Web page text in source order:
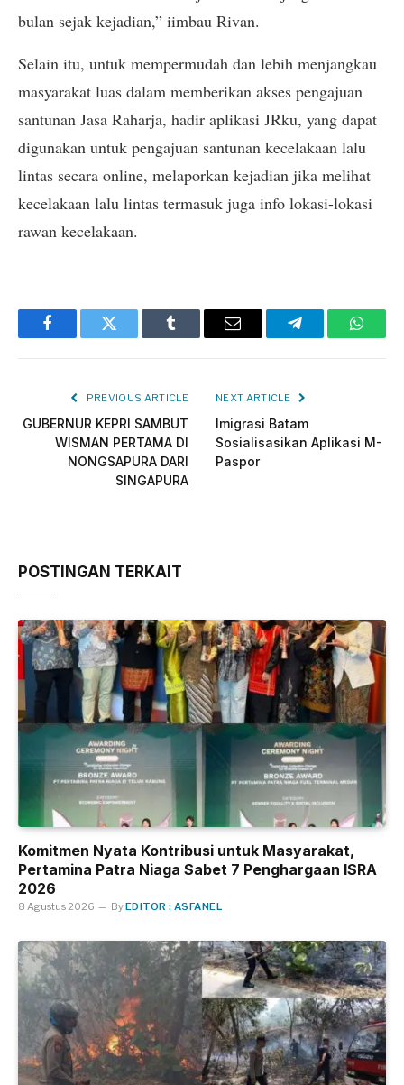
bulan sejak kejadian,” iimbau Rivan.
Selain itu, untuk mempermudah dan lebih menjangkau
masyarakat luas dalam memberikan akses pengajuan
santunan Jasa Raharja, hadir aplikasi JRku, yang dapat
digunakan untuk pengajuan santunan kecelakaan lalu
lintas secara online, melaporkan kejadian jika melihat
kecelakaan lalu lintas termasuk juga info lokasi-lokasi
rawan kecelakaan.
FacebookTwitter Tumblr Email Telegram
PREVIOUS ARTICLE
GUBERNUR KEPRI SAMBUT
WISMAN PERTAMA DI
NONGSAPURA DARI
SINGAPURA
NEXT ARTICLE
Imigrasi Batam
Sosialisasikan Aplikasi M-
Paspor
POSTINGAN TERKAIT
Komitmen Nyata Kontribusi untuk Masyarakat,
Pertamina Patra Niaga Sabet 7 Penghargaan ISRA
2026
8 Agustus 2026 ByEDITOR : ASFANEL